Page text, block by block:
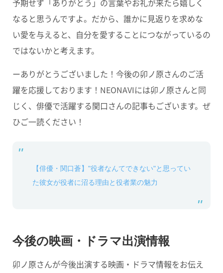
予期せず「ありがとう」の言葉やお礼が来たら嬉しく
なると思うんですよ。だから、誰かに見返りを求めな
い愛を与えると、自分を愛することにつながっているの
ではないかと考えます。
ーありがとうございました！今後の卯ノ原さんのご活
躍を応援しております！NEONAVIには卯ノ原さんと同
じく、俳優で活躍する関口さんの記事もございます。ぜ
ひご一読ください！
【俳優・関口蒼】"役者なんてできない"と思ってい
た彼女が役者に沼る理由と役者業の魅力
今後の映画・ドラマ出演情報
卯ノ原さんが今後出演する映画・ドラマ情報をお伝え